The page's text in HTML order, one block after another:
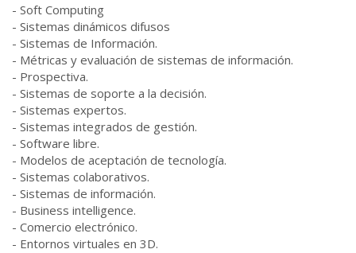
- Soft Computing
- Sistemas dinámicos difusos
- Sistemas de Información.
- Métricas y evaluación de sistemas de información.
- Prospectiva.
- Sistemas de soporte a la decisión.
- Sistemas expertos.
- Sistemas integrados de gestión.
- Software libre.
- Modelos de aceptación de tecnología.
- Sistemas colaborativos.
- Sistemas de información.
- Business intelligence.
- Comercio electrónico.
- Entornos virtuales en 3D.